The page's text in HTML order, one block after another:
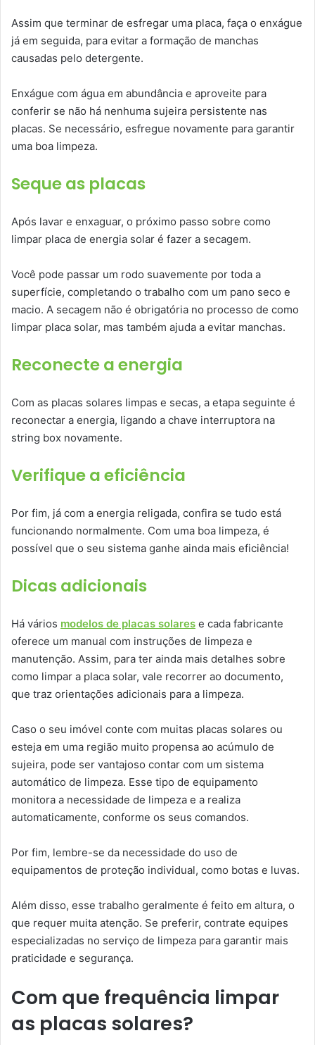
Assim que terminar de esfregar uma placa, faça o enxágue
já em seguida, para evitar a formação de manchas
causadas pelo detergente.
Enxágue com água em abundância e aproveite para
conferir se não há nenhuma sujeira persistente nas
placas. Se necessário, esfregue novamente para garantir
uma boa limpeza.
Seque as placas
Após lavar e enxaguar, o próximo passo sobre como
limpar placa de energia solar é fazer a secagem.
Você pode passar um rodo suavemente por toda a
superfície, completando o trabalho com um pano seco e
macio. A secagem não é obrigatória no processo de como
limpar placa solar, mas também ajuda a evitar manchas.
Reconecte a energia
Com as placas solares limpas e secas, a etapa seguinte é
reconectar a energia, ligando a chave interruptora na
string box novamente.
Verifique a eficiência
Por fim, já com a energia religada, confira se tudo está
funcionando normalmente. Com uma boa limpeza, é
possível que o seu sistema ganhe ainda mais eficiência!
Dicas adicionais
Há vários modelos de placas solares e cada fabricante
oferece um manual com instruções de limpeza e
manutenção. Assim, para ter ainda mais detalhes sobre
como limpar a placa solar, vale recorrer ao documento,
que traz orientações adicionais para a limpeza.
Caso o seu imóvel conte com muitas placas solares ou
esteja em uma região muito propensa ao acúmulo de
sujeira, pode ser vantajoso contar com um sistema
automático de limpeza. Esse tipo de equipamento
monitora a necessidade de limpeza e a realiza
automaticamente, conforme os seus comandos.
Por fim, lembre-se da necessidade do uso de
equipamentos de proteção individual, como botas e luvas.
Além disso, esse trabalho geralmente é feito em altura, o
que requer muita atenção. Se preferir, contrate equipes
especializadas no serviço de limpeza para garantir mais
praticidade e segurança.
Com que frequência limpar
as placas solares?